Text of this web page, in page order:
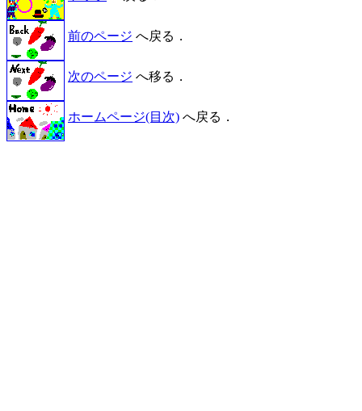
前のページ へ戻る．
次のページ へ移る．
ホームページ(目次) へ戻る．